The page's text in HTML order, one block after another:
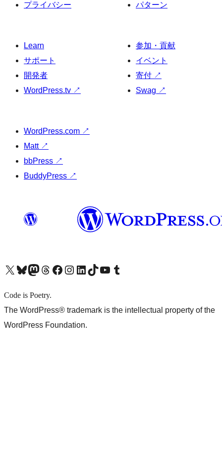
プライバシー
パターン
Learn
サポート
開発者
WordPress.tv ↗
参加・貢献
イベント
寄付 ↗
Swag ↗
WordPress.com ↗
Matt ↗
bbPress ↗
BuddyPress ↗
X (旧 Twitter) アカウントへBluesky アカウントへMastodon アカウントへThreads アカウントへ Facebook ページへInstagram アカウントへ LinkedIn アカウントへTikTok アカウントへYouTube チャンネルへ Tumblr アカウントへ
Code is Poetry.
The WordPress® trademark is the intellectual property of the
WordPress Foundation.